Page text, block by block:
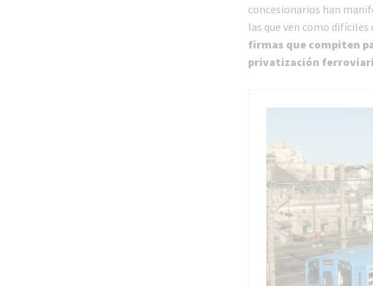
concesionarios han
las que ven como difíciles
firmas que compiten
privatización